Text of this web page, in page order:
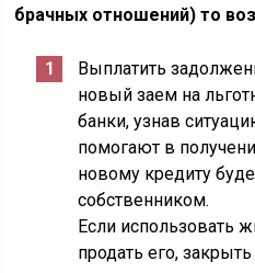
брачных отношений) то
Выплатить
новый заем на
банки, узнав
помогают в
новому кредиту
собственником.
Если использовать
продать его,